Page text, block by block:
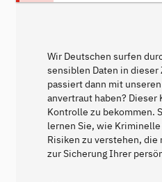
Wir Deutschen surfen
sensiblen Daten in dieser
passiert dann mit
anvertraut haben?
Kontrolle zu bekommen.
lernen Sie, wie
Risiken zu verstehen,
zur Sicherung Ihrer